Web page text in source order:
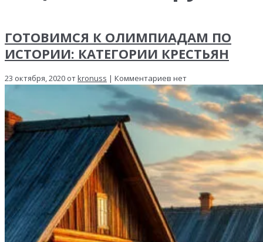
ГОТОВИМСЯ К ОЛИМПИАДАМ ПО
ИСТОРИИ: КАТЕГОРИИ КРЕСТЬЯН
23 октября, 2020 отkronuss | Комментариев нет